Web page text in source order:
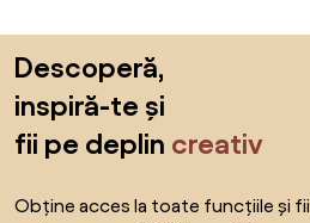
Descoperă,
inspiră-te și
fii pe deplin creativ
Obține acces la toate funcțiile și fii